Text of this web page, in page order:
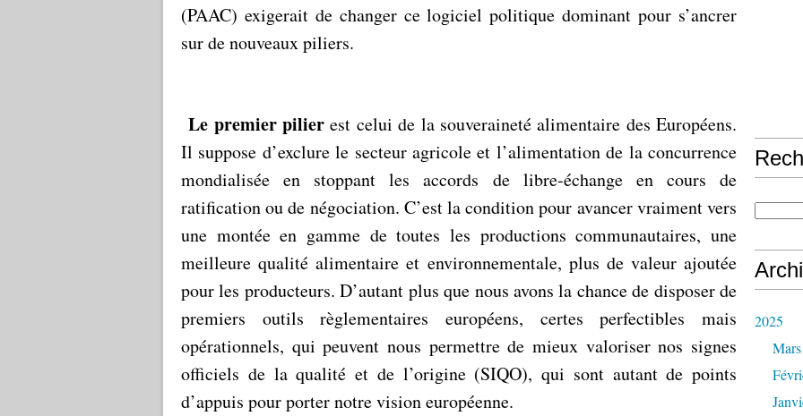
(PAAC) exigerait de changer ce logiciel politique dominant pour s’ancrer
sur de nouveaux piliers.
Le premier pilier est celui de la souveraineté alimentaire des Européens.
Il suppose d’exclure le secteur agricole et l’alimentation de la concurrence
mondialisée en stoppant les accords de libre-échange en cours de
ratification ou de négociation. C’est la condition pour avancer vraiment vers
une montée en gamme de toutes les productions communautaires, une
meilleure qualité alimentaire et environnementale, plus de valeur ajoutée
pour les producteurs. D’autant plus que nous avons la chance de disposer de
premiers outils règlementaires européens, certes perfectibles mais
opérationnels, qui peuvent nous permettre de mieux valoriser nos signes
officiels de la qualité et de l’origine (SIQO), qui sont autant de points
d’appuis pour porter notre vision européenne.
2025
Mars